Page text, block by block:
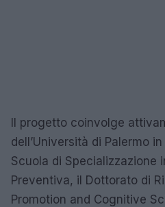
Il progetto coinvolge
dell’Università di Palermo
Scuola di Specializzazione
Preventiva, il Dottorato di
Promotion and Cognitive